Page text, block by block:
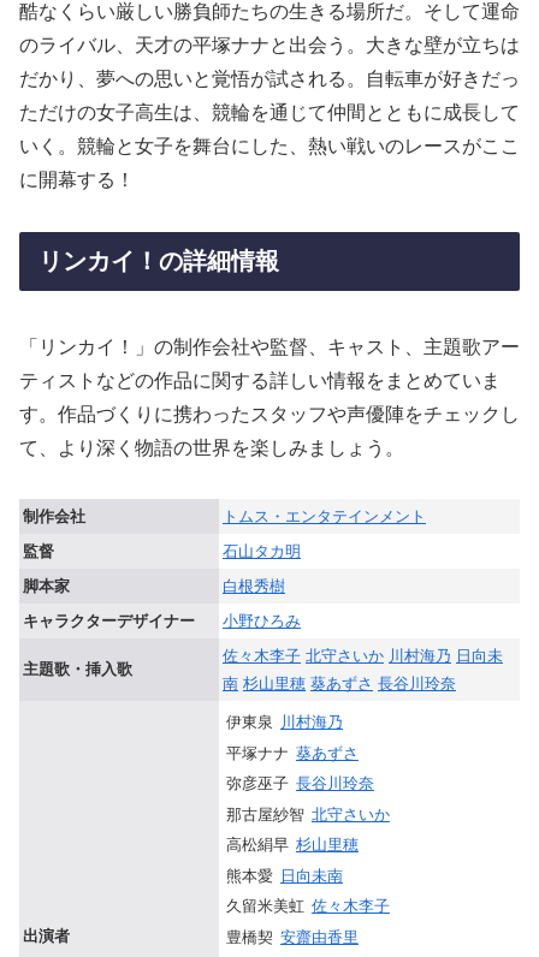
酷なくらい厳しい勝負師たちの生きる場所だ。そして運命
のライバル、天才の平塚ナナと出会う。大きな壁が立ちは
だかり、夢への思いと覚悟が試される。自転車が好きだっ
ただけの女子高生は、競輪を通じて仲間とともに成長して
いく。競輪と女子を舞台にした、熱い戦いのレースがここ
に開幕する！
リンカイ！の詳細情報
「リンカイ！」の制作会社や監督、キャスト、主題歌アー
ティストなどの作品に関する詳しい情報をまとめていま
す。作品づくりに携わったスタッフや声優陣をチェックし
て、より深く物語の世界を楽しみましょう。
制作会社
トムス・エンタテインメント
監督
石山タカ明
脚本家
白根秀樹
キャラクターデザイナー
小野ひろみ
主題歌・挿入歌
佐々木李子 北守さいか 川村海乃 日向未
南 杉山里穂 葵あずさ 長谷川玲奈
出演者
伊東泉 川村海乃
平塚ナナ 葵あずさ
弥彦巫子 長谷川玲奈
那古屋紗智 北守さいか
高松絹早 杉山里穂
熊本愛 日向未南
久留米美虹 佐々木李子
豊橋契 安齋由香里